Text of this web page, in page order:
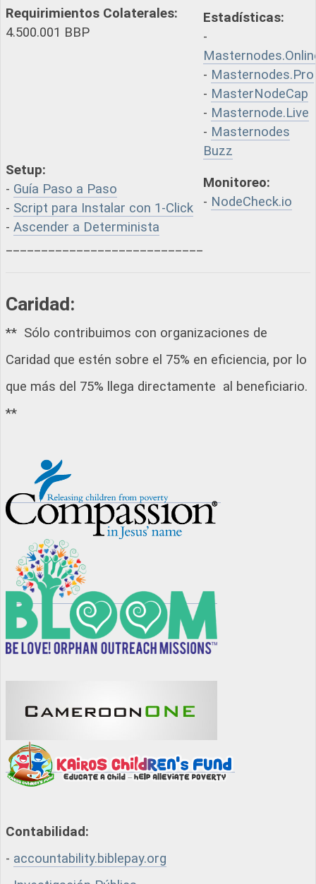
Requirimientos Colaterales:
4.500.001 BBP
Estadísticas:
-
- Masternodes.Pro
- MasterNodeCap
- Masternode.Live
- Masternodes
Buzz
Setup:
- Guía Paso a Paso
- Script para Instalar con 1-Click
- Ascender a Determinista
Monitoreo:
- NodeCheck.io
Caridad:
** Sólo contribuimos con organizaciones de
Caridad que estén sobre el 75% en eficiencia, por lo
que más del 75% llega directamente al beneficiario.
**
Contabilidad:
- accountability.biblepay.org